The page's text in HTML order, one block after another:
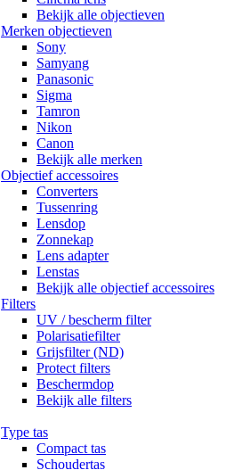
Bekijk alle objectieven
Merken objectieven
Sony
Samyang
Panasonic
Sigma
Tamron
Nikon
Canon
Bekijk alle merken
Objectief accessoires
Converters
Tussenring
Lensdop
Zonnekap
Lens adapter
Lenstas
Bekijk alle objectief accessoires
Filters
UV / bescherm filter
Polarisatiefilter
Grijsfilter (ND)
Protect filters
Beschermdop
Bekijk alle filters
Type tas
Compact tas
Schoudertas